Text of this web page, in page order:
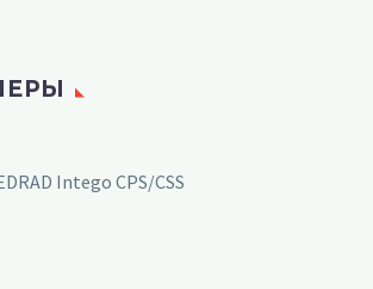
Intego CPS/CSS